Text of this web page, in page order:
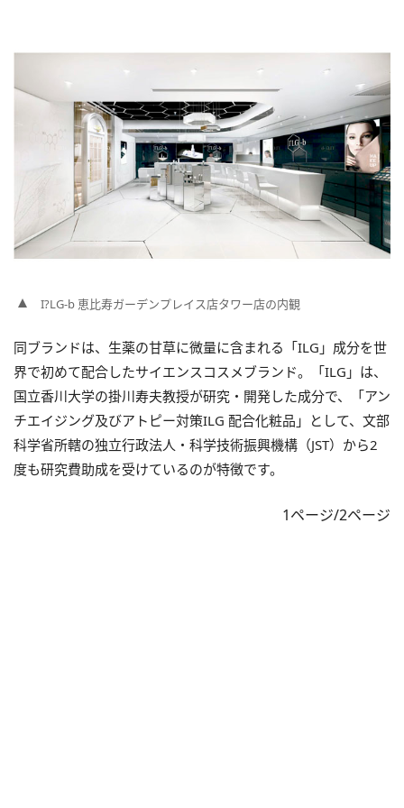
I?LG-b 恵比寿ガーデンプレイス店タワー店の内観
同ブランドは、生薬の甘草に微量に含まれる「ILG」成分を世
界で初めて配合したサイエンスコスメブランド。「ILG」は、
国立香川大学の掛川寿夫教授が研究・開発した成分で、「アン
チエイジング及びアトピー対策ILG 配合化粧品」として、文部
科学省所轄の独立行政法人・科学技術振興機構（JST）から2
度も研究費助成を受けているのが特徴です。
1ページ/2ページ